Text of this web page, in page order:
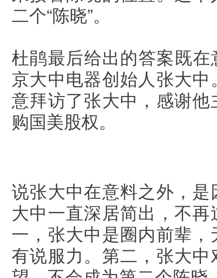
二个“陈晓”。
杜鹃最后给出的答案既
京大中电器创始人张大
意拜访了张大中，感谢
购国美股权。
说张大中在意料之外，
大中一直深居简出，不
一，张大中是圈内前辈
有说服力。第二，张大